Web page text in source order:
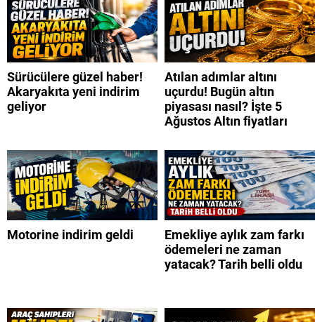
Sürücülere güzel haber!
Akaryakıta yeni indirim
geliyor
Atılan adımlar altını
uçurdu! Bugün altın
piyasası nasıl? İşte 5
Ağustos Altın fiyatları
Motorine indirim geldi
Emekliye aylık zam farkı
ödemeleri ne zaman
yatacak? Tarih belli oldu